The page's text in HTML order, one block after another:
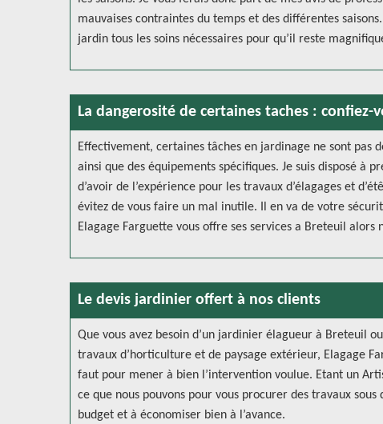
mauvaises contraintes du temps et des différentes
jardin tous les soins nécessaires pour qu’il reste
La dangerosité de certaines taches : confiez-
Effectivement, certaines tâches en jardinage ne sont pas
ainsi que des équipements spécifiques. Je suis disposé à
d’avoir de l’expérience pour les travaux d’élagages et
évitez de vous faire un mal inutile. Il en va de votre
Elagage Farguette vous offre ses services a Breteuil alors
Le devis jardinier offert à nos clients
Que vous avez besoin d’un jardinier élagueur à Breteuil
travaux d’horticulture et de paysage extérieur, Elagage
faut pour mener à bien l’intervention voulue. Etant un
ce que nous pouvons pour vous procurer des travaux
budget et à économiser bien à l’avance.